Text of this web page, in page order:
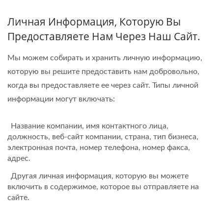
Личная Информация, Которую Вы
Предоставляете Нам Через Наш Сайт.
Мы можем собирать и хранить личную информацию,
которую вы решите предоставить нам добровольно,
когда вы предоставляете ее через сайт. Типы личной
информации могут включать:
Название компании, имя контактного лица,
должность, веб-сайт компании, страна, тип бизнеса,
электронная почта, номер телефона, номер факса,
адрес.
Другая личная информация, которую вы можете
включить в содержимое, которое вы отправляете на
сайте.